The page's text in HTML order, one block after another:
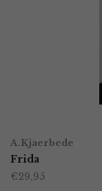
A.Kjaerbede
Frida
€29,95